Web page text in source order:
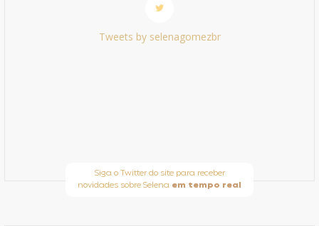
Tweets by selenagomezbr
Siga o Twitter do site para receber
novidades sobre Selena em tempo real